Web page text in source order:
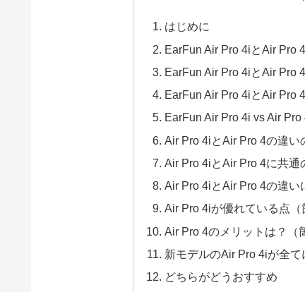
はじめに
EarFun Air Pro 4iとAir Pro
EarFun Air Pro 4iとAir Pro
EarFun Air Pro 4iとAir Pro
EarFun Air Pro 4i vs Air Pro
Air Pro 4iとAir Pro 4の違い
Air Pro 4iとAir Pro 4に共通
Air Pro 4iとAir Pro 4の違い
Air Pro 4iが優れている点（
Air Pro 4のメリットは？（
新モデルのAir Pro 4iが全
どちらがどうおすすめ